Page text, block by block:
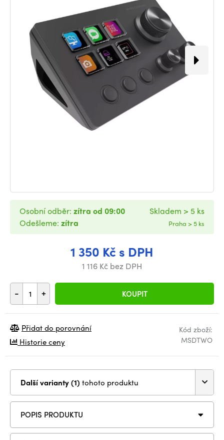
1 350 Kč s DPH
1 116 Kč bez DPH
- + KOUPIT
Osobní odběr: zítra od 09:00
Odešleme: zítra
Skladem > 5 ks
Praha > 5 ks
Kód zboží:
MSDTWO
Přidat do porovnání
Historie ceny
Další varianty (1) tohoto produktu
POPIS PRODUKTU